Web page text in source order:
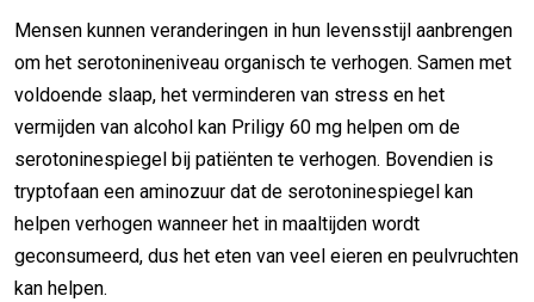
Mensen kunnen veranderingen in hun levensstijl aanbrengen
om het serotonineniveau organisch te verhogen. Samen met
voldoende slaap, het verminderen van stress en het
vermijden van alcohol kan Priligy 60 mg helpen om de
serotoninespiegel bij patiënten te verhogen. Bovendien is
tryptofaan een aminozuur dat de serotoninespiegel kan
helpen verhogen wanneer het in maaltijden wordt
geconsumeerd, dus het eten van veel eieren en peulvruchten
kan helpen.